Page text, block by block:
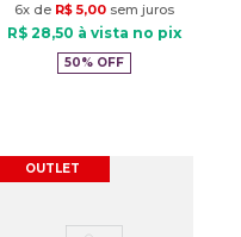
6x de R$ 5,00sem juros
R$ 28,50 à vista no pix
50%OFF
OUTLET